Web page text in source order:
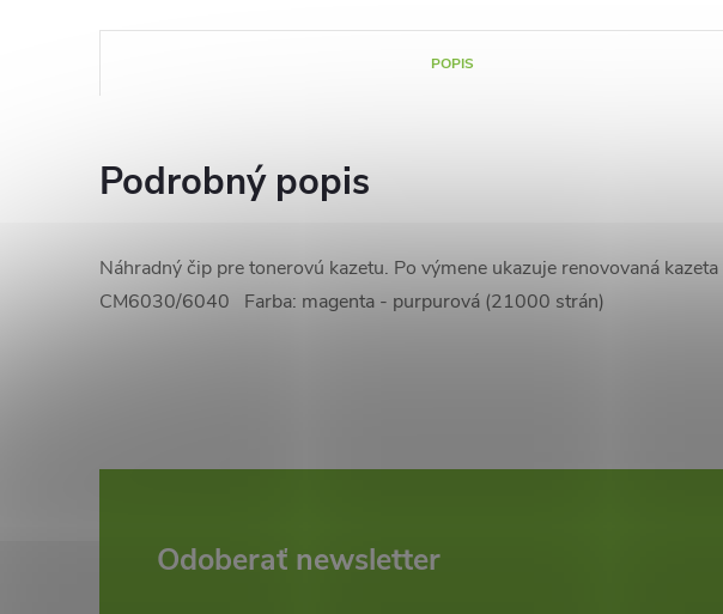
POPIS
Podrobný popis
Náhradný čip pre tonerovú kazetu. Po výmene ukazuje renovovaná
CM6030/6040 Farba: magenta - purpurová (21000 strán)
Odoberať newsletter